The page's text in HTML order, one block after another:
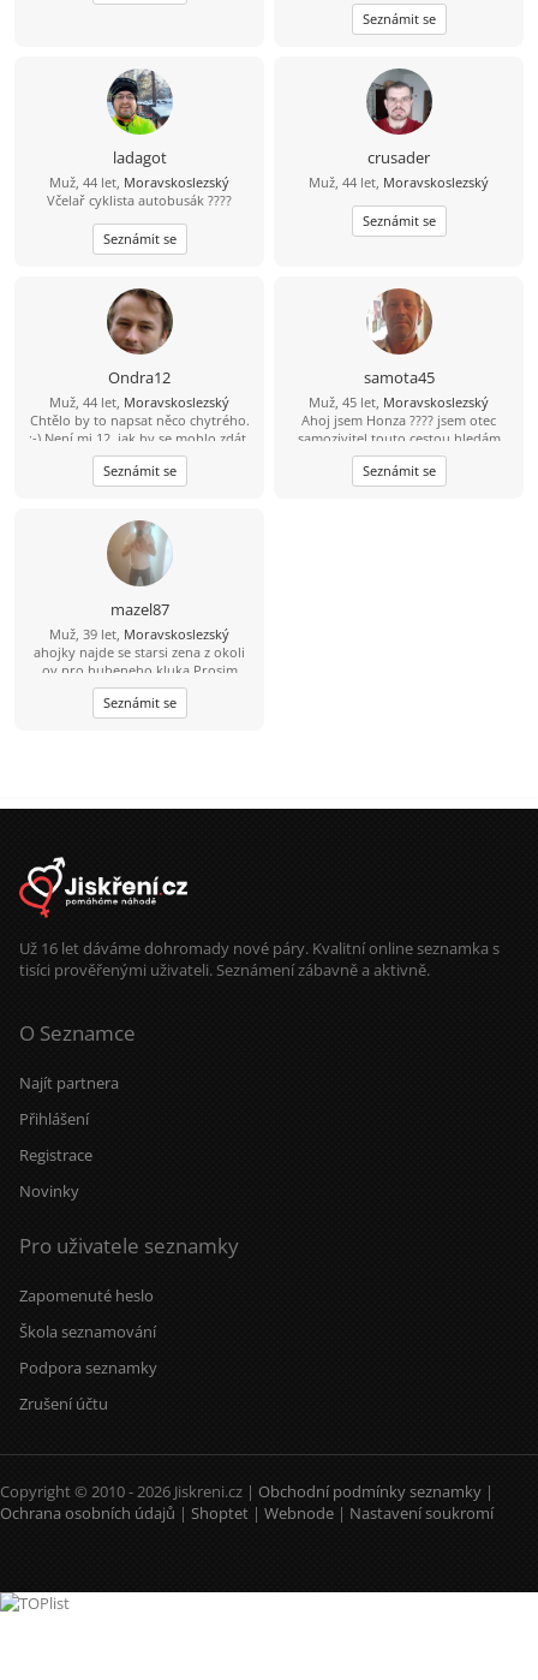
Seznámit se
ladagot
Muž, 44 let, Moravskoslezský
Včelař cyklista autobusák ????
Seznámit se
crusader
Muž, 44 let, Moravskoslezský
Seznámit se
Ondra12
Muž, 44 let, Moravskoslezský
Chtělo by to napsat něco chytrého.
:-) Není mi 12, jak by se mohlo zdát,
jsem o něco starší. Rád poznám
slečnu s níž bych mohl trávit volné
chvíle ve společnosti přátel či o
přírodě, jízdou na kole, cestováním
nebo čímkoliv co se nám bude líbit.
:-)
Seznámit se
samota45
Muž, 45 let, Moravskoslezský
Ahoj jsem Honza ???? jsem otec
samozivitel touto cestou hledám
lásku porozumění a upsymnost.
Seznámit se
mazel87
Muž, 39 let, Moravskoslezský
ahojky najde se starsi zena z okoli
ov,pro hubeneho kluka.Prosim
napis
Seznámit se
Už 16 let dáváme dohromady nové páry. Kvalitní online seznamka s
tisíci prověřenými uživateli. Seznámení zábavně a aktivně.
O Seznamce
Najít partnera
Přihlášení
Registrace
Novinky
Pro uživatele seznamky
Zapomenuté heslo
Škola seznamování
Podpora seznamky
Zrušení účtu
Copyright © 2010 - 2026 Jiskreni.cz | Obchodní podmínky seznamky |
Ochrana osobních údajů | Shoptet | Webnode | Nastavení soukromí